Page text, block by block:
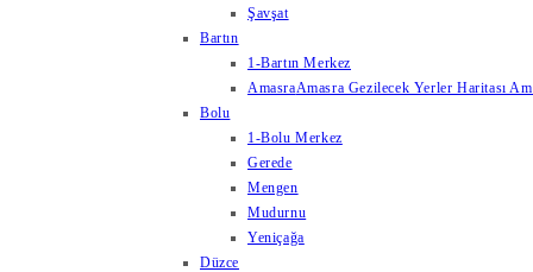
Şavşat
Bartın
1-Bartın Merkez
AmasraAmasra Gezilecek Yerler Haritası
Bolu
1-Bolu Merkez
Gerede
Mengen
Mudurnu
Yeniçağa
Düzce